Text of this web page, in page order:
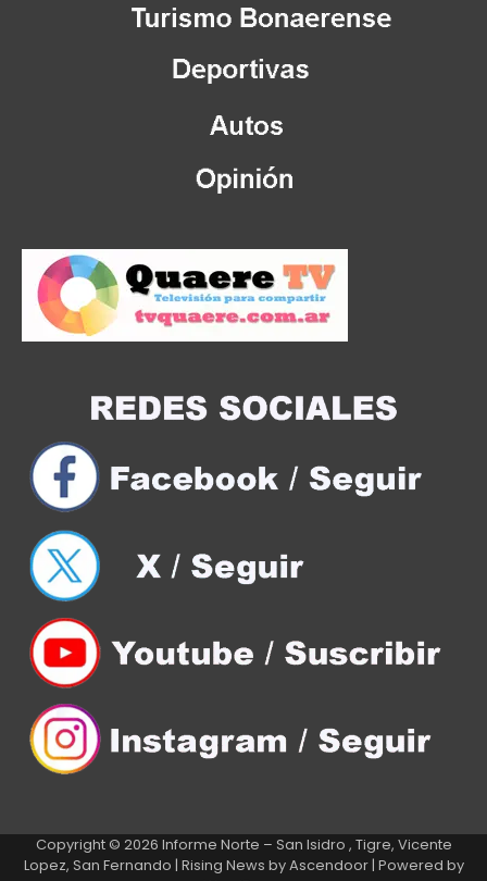
Copyright © 2026 Informe Norte – San Isidro , Tigre, Vicente
Lopez, San Fernando | Rising News byAscendoor| Powered by